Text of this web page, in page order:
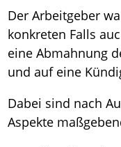
Der Arbeitgeber
konkreten Falls
eine Abmahnung
und auf eine
Dabei sind nach
Aspekte